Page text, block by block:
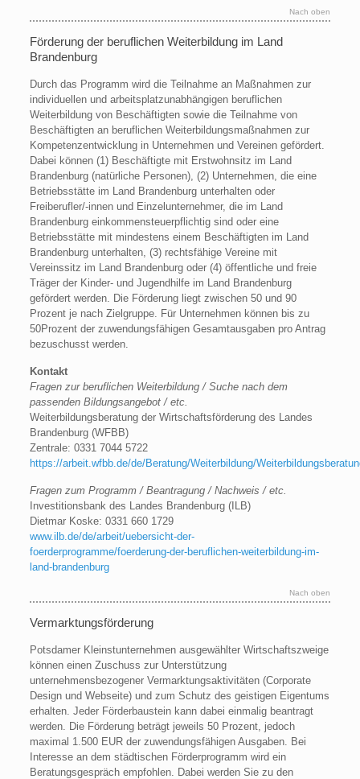
Nach oben
Förderung der beruflichen Weiterbildung im Land
Brandenburg
Durch das Programm wird die Teilnahme an Maßnahmen zur
individuellen und arbeitsplatzunabhängigen beruflichen
Weiterbildung von Beschäftigten sowie die Teilnahme von
Beschäftigten an beruflichen Weiterbildungsmaßnahmen zur
Kompetenzentwicklung in Unternehmen und Vereinen gefördert.
Dabei können (1) Beschäftigte mit Erstwohnsitz im Land
Brandenburg (natürliche Personen), (2) Unternehmen, die eine
Betriebsstätte im Land Brandenburg unterhalten oder
Freiberufler/-innen und Einzelunternehmer, die im Land
Brandenburg einkommensteuerpflichtig sind oder eine
Betriebsstätte mit mindestens einem Beschäftigten im Land
Brandenburg unterhalten, (3) rechtsfähige Vereine mit
Vereinssitz im Land Brandenburg oder (4) öffentliche und freie
Träger der Kinder- und Jugendhilfe im Land Brandenburg
gefördert werden. Die Förderung liegt zwischen 50 und 90
Prozent je nach Zielgruppe. Für Unternehmen können bis zu
50Prozent der zuwendungsfähigen Gesamtausgaben pro Antrag
bezuschusst werden.
Kontakt
Fragen zur beruflichen Weiterbildung / Suche nach dem
passenden Bildungsangebot / etc.
Weiterbildungsberatung der Wirtschaftsförderung des Landes
Brandenburg (WFBB)
Zentrale: 0331 7044 5722
https://arbeit.wfbb.de/de/Beratung/Weiterbildung/
Fragen zum Programm / Beantragung / Nachweis / etc.
Investitionsbank des Landes Brandenburg (ILB)
Dietmar Koske: 0331 660 1729
www.ilb.de/de/arbeit/uebersicht-der-
foerderprogramme/foerderung-der-beruflichen-weiterbildung-im-
land-brandenburg
Nach oben
Vermarktungsförderung
Potsdamer Kleinstunternehmen ausgewählter Wirtschaftszweige
können einen Zuschuss zur Unterstützung
unternehmensbezogener Vermarktungsaktivitäten (Corporate
Design und Webseite) und zum Schutz des geistigen Eigentums
erhalten. Jeder Förderbaustein kann dabei einmalig beantragt
werden. Die Förderung beträgt jeweils 50 Prozent, jedoch
maximal 1.500 EUR der zuwendungsfähigen Ausgaben. Bei
Interesse an dem städtischen Förderprogramm wird ein
Beratungsgespräch empfohlen. Dabei werden Sie zu den